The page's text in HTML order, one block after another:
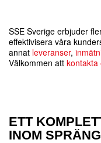
SSE Sverige erbjuder
effektivisera våra
annat leveranser,
Välkommen att kontakta
ETT
INOM